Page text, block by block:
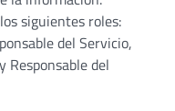
siguientes roles:
del Servicio,
Responsable del